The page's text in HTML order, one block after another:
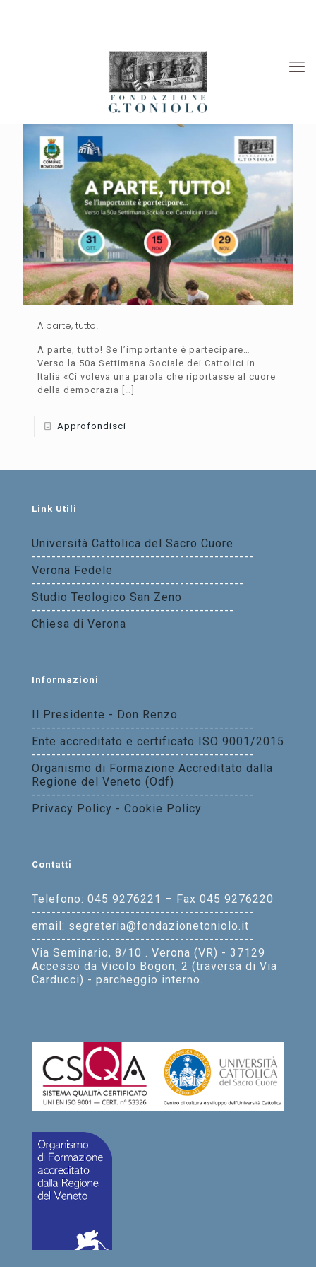
A parte, tutto!
A parte, tutto! Se l’importante è partecipare…
Verso la 50a Settimana Sociale dei Cattolici in
Italia «Ci voleva una parola che riportasse al cuore
della democrazia […]
Approfondisci
Link Utili
Università Cattolica del Sacro Cuore
---------------------------------------------
Verona Fedele
-------------------------------------------
Studio Teologico San Zeno
-----------------------------------------
Chiesa di Verona
Informazioni
Il Presidente - Don Renzo
---------------------------------------------
Ente accreditato e certificato ISO 9001/2015
---------------------------------------------
Organismo di Formazione Accreditato dalla
Regione del Veneto (Odf)
---------------------------------------------
Privacy Policy - Cookie Policy
Contatti
Telefono: 045 9276221 – Fax 045 9276220
---------------------------------------------
email: segreteria@fondazionetoniolo.it
---------------------------------------------
Via Seminario, 8/10 . Verona (VR) - 37129
Accesso da Vicolo Bogon, 2 (traversa di Via
Carducci) - parcheggio interno.